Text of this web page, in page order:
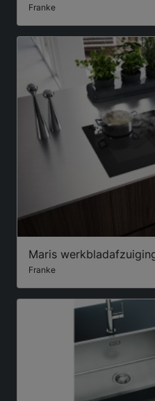
Franke
Maris
Franke